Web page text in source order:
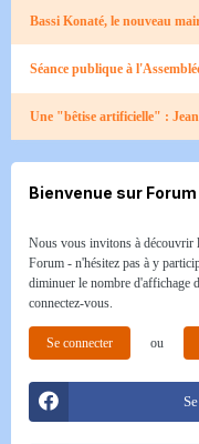
Bassi Konaté, le nouveau
Séance publique à
Une "bêtise artificielle" :
Bienvenue sur Forum
Nous vous invitons à découvrir
Forum - n'hésitez pas à y
diminuer le nombre d'affichage
connectez-vous.
Se connecter ou